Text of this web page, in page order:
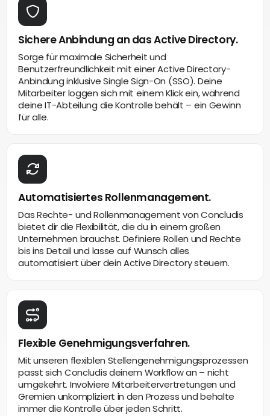
Sichere Anbindung an das Active Directory.
Sorge für maximale Sicherheit und
Benutzerfreundlichkeit mit einer Active Directory-
Anbindung inklusive Single Sign-On (SSO). Deine
Mitarbeiter loggen sich mit einem Klick ein, während
deine IT-Abteilung die Kontrolle behält – ein Gewinn
für alle.
Automatisiertes Rollenmanagement.
Das Rechte- und Rollenmanagement von Concludis
bietet dir die Flexibilität, die du in einem großen
Unternehmen brauchst. Definiere Rollen und Rechte
bis ins Detail und lasse auf Wunsch alles
automatisiert über dein Active Directory steuern.
Flexible Genehmigungsverfahren.
Mit unseren flexiblen Stellengenehmigungsprozessen
passt sich Concludis deinem Workflow an – nicht
umgekehrt. Involviere Mitarbeitervertretungen und
Gremien unkompliziert in den Prozess und behalte
immer die Kontrolle über jeden Schritt.